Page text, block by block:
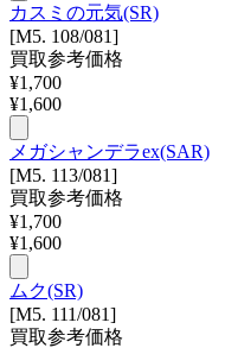
カスミの元気(SR)
[M5. 108/081]
買取参考価格
¥1,700
¥1,600
メガシャンデラex(SAR)
[M5. 113/081]
買取参考価格
¥1,700
¥1,600
ムク(SR)
[M5. 111/081]
買取参考価格